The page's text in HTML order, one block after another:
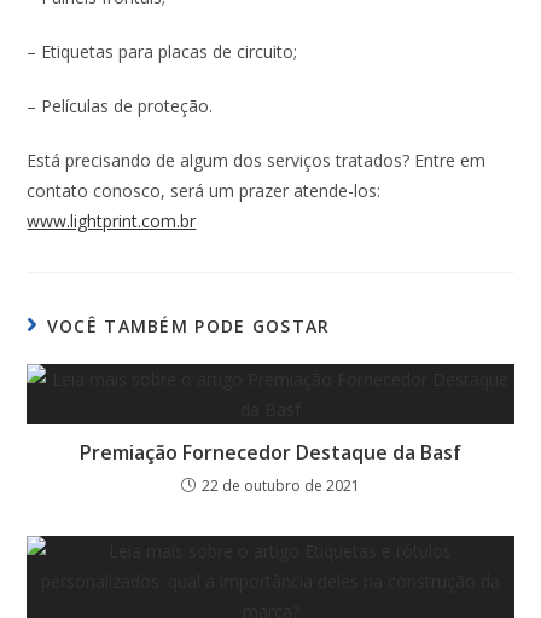
– Etiquetas para placas de circuito;
– Películas de proteção.
Está precisando de algum dos serviços tratados? Entre em
contato conosco, será um prazer atende-los:
www.lightprint.com.br
VOCÊ TAMBÉM PODE GOSTAR
Premiação Fornecedor Destaque da Basf
22 de outubro de 2021